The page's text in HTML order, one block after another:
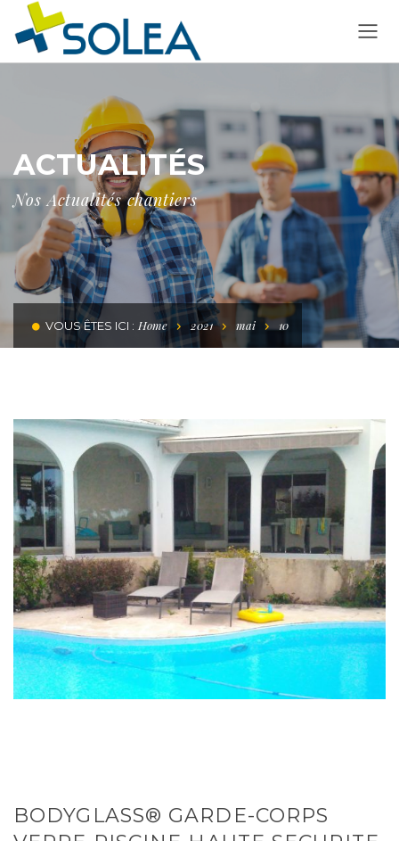
ACTUALITÉS
Nos Actualités chantiers
VOUS ÊTES ICI : Home 2021 mai 10
BODYGLASS® GARDE-CORPS